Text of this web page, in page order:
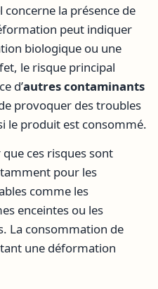
la présence de
peut indiquer
biologique ou une
le risque principal
d’autres contaminants
provoquer des troubles
le produit est consommé.
ces risques sont
pour les
comme les
enceintes ou les
La consommation de
une déformation